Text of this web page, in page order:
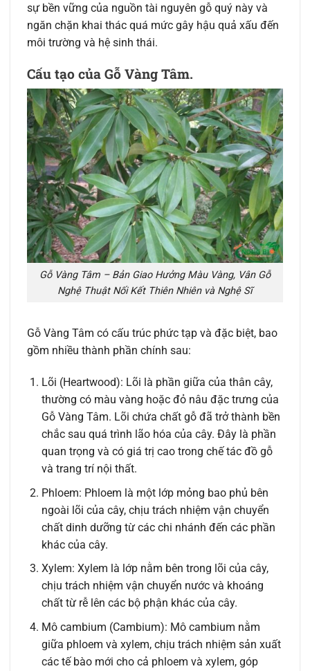
sự bền vững của nguồn tài nguyên gỗ quý này và
ngăn chặn khai thác quá mức gây hậu quả xấu đến
môi trường và hệ sinh thái.
Cấu tạo của Gỗ Vàng Tâm.
Gỗ Vàng Tâm – Bản Giao Hưởng Màu Vàng, Vân Gỗ
Nghệ Thuật Nối Kết Thiên Nhiên và Nghệ Sĩ
Gỗ Vàng Tâm có cấu trúc phức tạp và đặc biệt, bao
gồm nhiều thành phần chính sau:
Lõi (Heartwood): Lõi là phần giữa của thân cây,
thường có màu vàng hoặc đỏ nâu đặc trưng của
Gỗ Vàng Tâm. Lõi chứa chất gỗ đã trở thành bền
chắc sau quá trình lão hóa của cây. Đây là phần
quan trọng và có giá trị cao trong chế tác đồ gỗ
và trang trí nội thất.
Phloem: Phloem là một lớp mỏng bao phủ bên
ngoài lõi của cây, chịu trách nhiệm vận chuyển
chất dinh dưỡng từ các chi nhánh đến các phần
khác của cây.
Xylem: Xylem là lớp nằm bên trong lõi của cây,
chịu trách nhiệm vận chuyển nước và khoáng
chất từ rễ lên các bộ phận khác của cây.
Mô cambium (Cambium): Mô cambium nằm
giữa phloem và xylem, chịu trách nhiệm sản xuất
các tế bào mới cho cả phloem và xylem, góp